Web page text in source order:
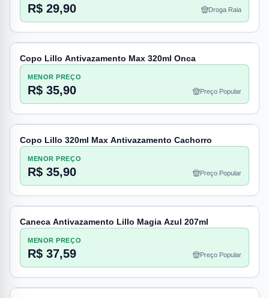
R$ 29,90 Droga Raia
Copo Lillo Antivazamento Max 320ml Onca
MENOR PREÇO
R$ 35,90 Preço Popular
Copo Lillo 320ml Max Antivazamento Cachorro
MENOR PREÇO
R$ 35,90 Preço Popular
Caneca Antivazamento Lillo Magia Azul 207ml
MENOR PREÇO
R$ 37,59 Preço Popular